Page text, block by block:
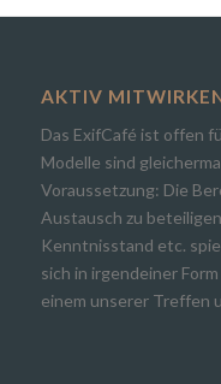
AKTIV
Das ExifCafé ist offen
Modelle sind
Voraussetzung: Die
Austausch zu
Kenntnisstand etc.
sich in irgendeiner
einem unserer Treffen